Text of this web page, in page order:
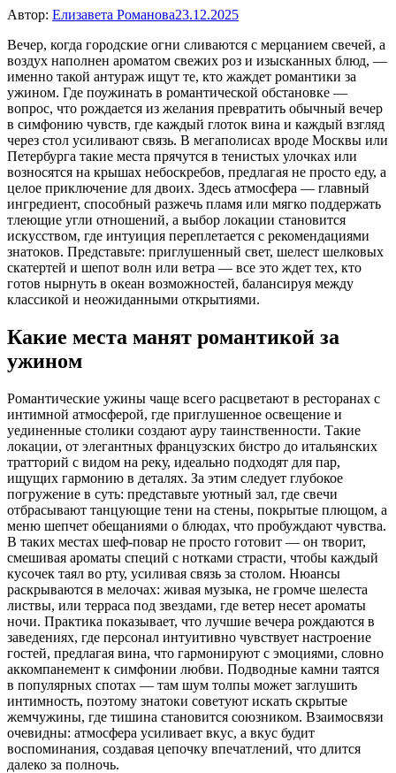
Автор: Елизавета Романова23.12.2025
Вечер, когда городские огни сливаются с мерцанием свечей, а
воздух наполнен ароматом свежих роз и изысканных блюд, —
именно такой антураж ищут те, кто жаждет романтики за
ужином. Где поужинать в романтической обстановке —
вопрос, что рождается из желания превратить обычный вечер
в симфонию чувств, где каждый глоток вина и каждый взгляд
через стол усиливают связь. В мегаполисах вроде Москвы или
Петербурга такие места прячутся в тенистых улочках или
возносятся на крышах небоскребов, предлагая не просто еду, а
целое приключение для двоих. Здесь атмосфера — главный
ингредиент, способный разжечь пламя или мягко поддержать
тлеющие угли отношений, а выбор локации становится
искусством, где интуиция переплетается с рекомендациями
знатоков. Представьте: приглушенный свет, шелест шелковых
скатертей и шепот волн или ветра — все это ждет тех, кто
готов нырнуть в океан возможностей, балансируя между
классикой и неожиданными открытиями.
Какие места манят романтикой за
ужином
Романтические ужины чаще всего расцветают в ресторанах с
интимной атмосферой, где приглушенное освещение и
уединенные столики создают ауру таинственности. Такие
локации, от элегантных французских бистро до итальянских
тратторий с видом на реку, идеально подходят для пар,
ищущих гармонию в деталях. За этим следует глубокое
погружение в суть: представьте уютный зал, где свечи
отбрасывают танцующие тени на стены, покрытые плющом, а
меню шепчет обещаниями о блюдах, что пробуждают чувства.
В таких местах шеф-повар не просто готовит — он творит,
смешивая ароматы специй с нотками страсти, чтобы каждый
кусочек таял во рту, усиливая связь за столом. Нюансы
раскрываются в мелочах: живая музыка, не громче шелеста
листвы, или терраса под звездами, где ветер несет ароматы
ночи. Практика показывает, что лучшие вечера рождаются в
заведениях, где персонал интуитивно чувствует настроение
гостей, предлагая вина, что гармонируют с эмоциями, словно
аккомпанемент к симфонии любви. Подводные камни таятся
в популярных спотах — там шум толпы может заглушить
интимность, поэтому знатоки советуют искать скрытые
жемчужины, где тишина становится союзником. Взаимосвязи
очевидны: атмосфера усиливает вкус, а вкус будит
воспоминания, создавая цепочку впечатлений, что длится
далеко за полночь.